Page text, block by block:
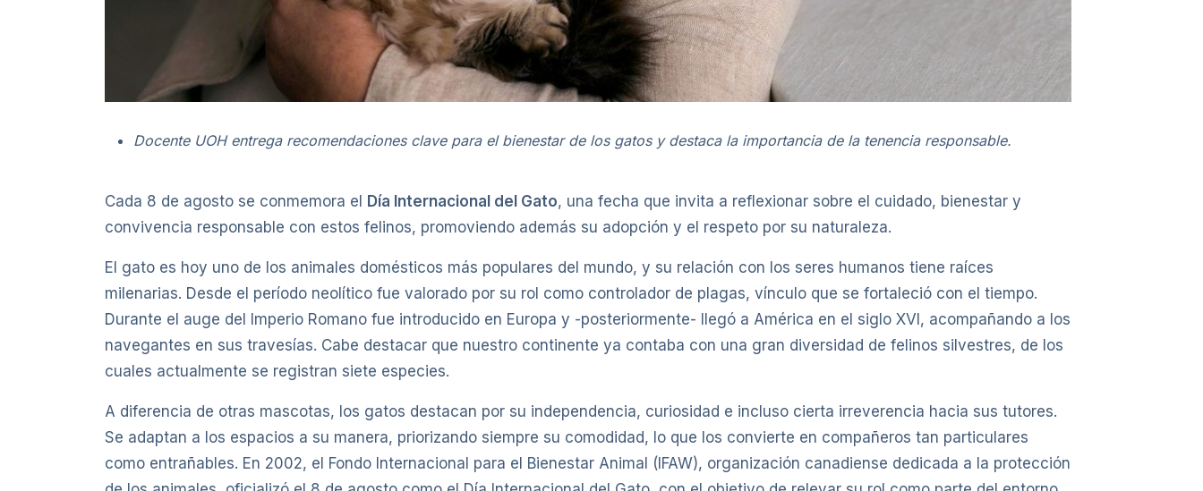
Docente UOH entrega recomendaciones clave para el bienestar de los gatos y destaca la importancia de la tenencia responsable.
Cada 8 de agosto se conmemora el Día Internacional del Gato, una fecha que invita a reflexionar sobre el cuidado, bienestar y
convivencia responsable con estos felinos, promoviendo además su adopción y el respeto por su naturaleza.
El gato es hoy uno de los animales domésticos más populares del mundo, y su relación con los seres humanos tiene raíces
milenarias. Desde el período neolítico fue valorado por su rol como controlador de plagas, vínculo que se fortaleció con el tiempo.
Durante el auge del Imperio Romano fue introducido en Europa y -posteriormente- llegó a América en el siglo XVI, acompañando a los
navegantes en sus travesías. Cabe destacar que nuestro continente ya contaba con una gran diversidad de felinos silvestres, de los
cuales actualmente se registran siete especies.
A diferencia de otras mascotas, los gatos destacan por su independencia, curiosidad e incluso cierta irreverencia hacia sus tutores.
Se adaptan a los espacios a su manera, priorizando siempre su comodidad, lo que los convierte en compañeros tan particulares
como entrañables. En 2002, el Fondo Internacional para el Bienestar Animal (IFAW), organización canadiense dedicada a la protección